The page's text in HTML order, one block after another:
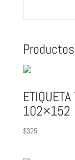
102×152
$325